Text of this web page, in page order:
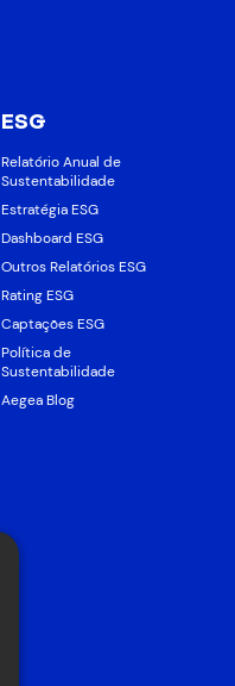
ESG
Relatório Anual de
Sustentabilidade
Estratégia ESG
Dashboard ESG
Outros Relatórios ESG
Rating ESG
Captações ESG
Política de
Sustentabilidade
Aegea Blog